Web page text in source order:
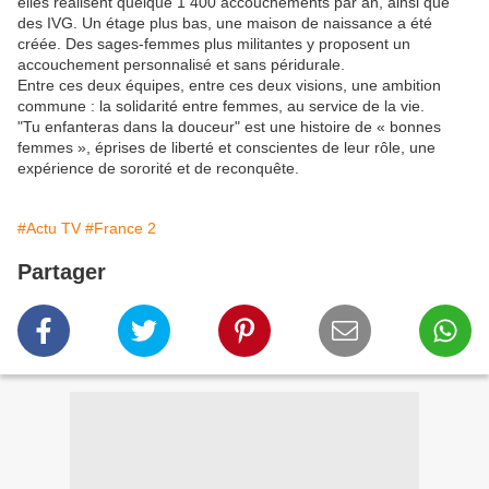
des IVG. Un étage plus bas, une maison de naissance a été
créée. Des sages-femmes plus militantes y proposent un
accouchement personnalisé et sans péridurale.
Entre ces deux équipes, entre ces deux visions, une ambition
commune : la solidarité entre femmes, au service de la vie.
"Tu enfanteras dans la douceur" est une histoire de « bonnes
femmes », éprises de liberté et conscientes de leur rôle, une
expérience de sororité et de reconquête.
#Actu TV #France 2
Partager